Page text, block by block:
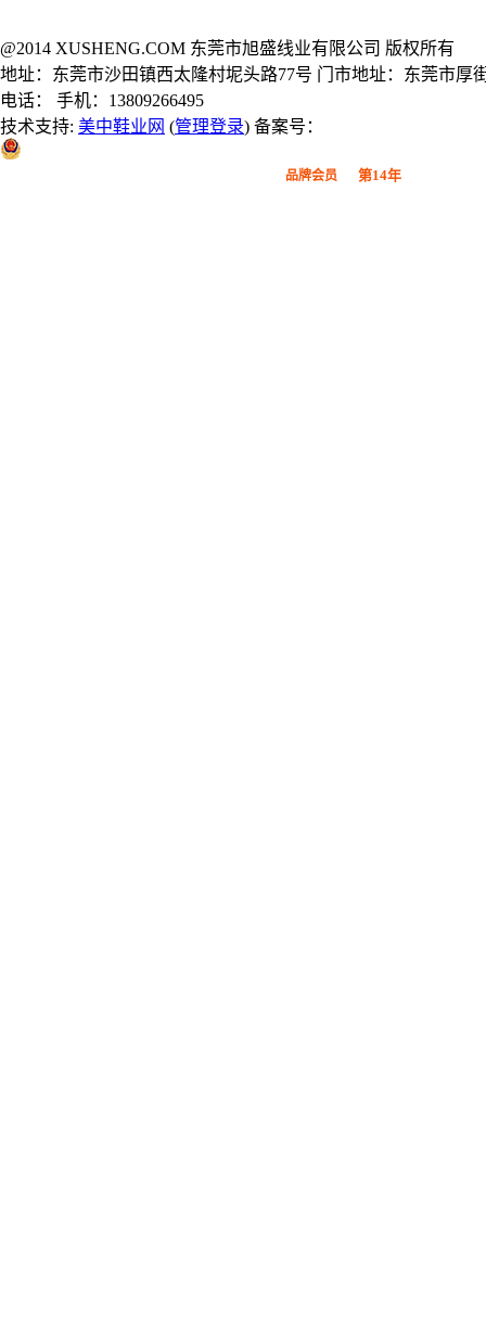
@2014 XUSHENG.COM 东莞市旭盛线业有限公司 版权所有
地址：东莞市沙田镇西太隆村坭头路77号 门市地址：东莞市厚
电话： 手机：13809266495
技术支持: 美中鞋业网 (管理登录) 备案号：
品牌会员 第14年